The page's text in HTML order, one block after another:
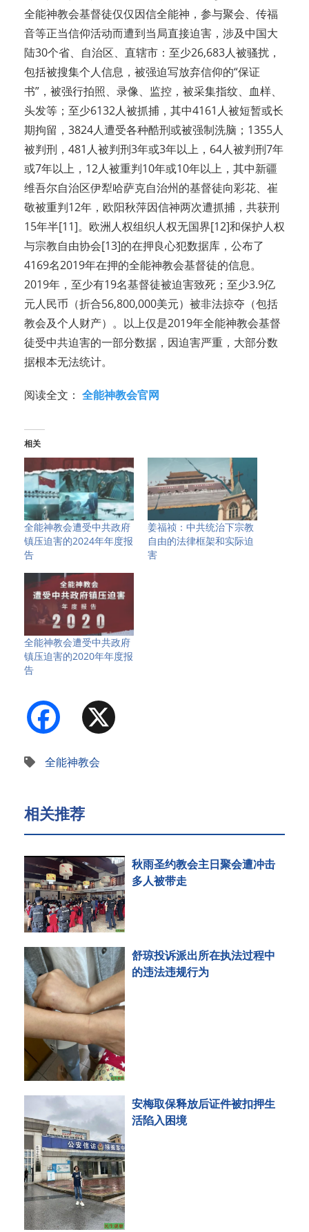
全能神教会基督徒仅仅因信全能神，参与聚会、传福
音等正当信仰活动而遭到当局直接迫害，涉及中国大
陆30个省、自治区、直辖市：至少26,683人被骚扰，
包括被搜集个人信息，被强迫写放弃信仰的“保证
书”，被强行拍照、录像、监控，被采集指纹、血样、
头发等；至少6132人被抓捕，其中4161人被短暂或长
期拘留，3824人遭受各种酷刑或被强制洗脑；1355人
被判刑，481人被判刑3年或3年以上，64人被判刑7年
或7年以上，12人被重判10年或10年以上，其中新疆
维吾尔自治区伊犁哈萨克自治州的基督徒向彩花、崔
敬被重判12年，欧阳秋萍因信神两次遭抓捕，共获刑
15年半[11]。欧洲人权组织人权无国界[12]和保护人权
与宗教自由协会[13]的在押良心犯数据库，公布了
4169名2019年在押的全能神教会基督徒的信息。
2019年，至少有19名基督徒被迫害致死；至少3.9亿
元人民币（折合56,800,000美元）被非法掠夺（包括
教会及个人财产）。以上仅是2019年全能神教会基督
徒受中共迫害的一部分数据，因迫害严重，大部分数
据根本无法统计。
阅读全文： 全能神教会官网
相关
全能神教会遭受中共政府
镇压迫害的2024年年度报
告
姜福祯：中共统治下宗教
自由的法律框架和实际迫
害
全能神教会遭受中共政府
镇压迫害的2020年年度报
告
Facebook
全能神教会
相关推荐
秋雨圣约教会主日聚会遭冲击
多人被带走
舒琼投诉派出所在执法过程中
的违法违规行为
安梅取保释放后证件被扣押生
活陷入困境